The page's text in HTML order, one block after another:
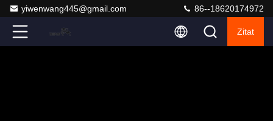
yiwenwang445@gmail.com 86--18620174972
Zitat